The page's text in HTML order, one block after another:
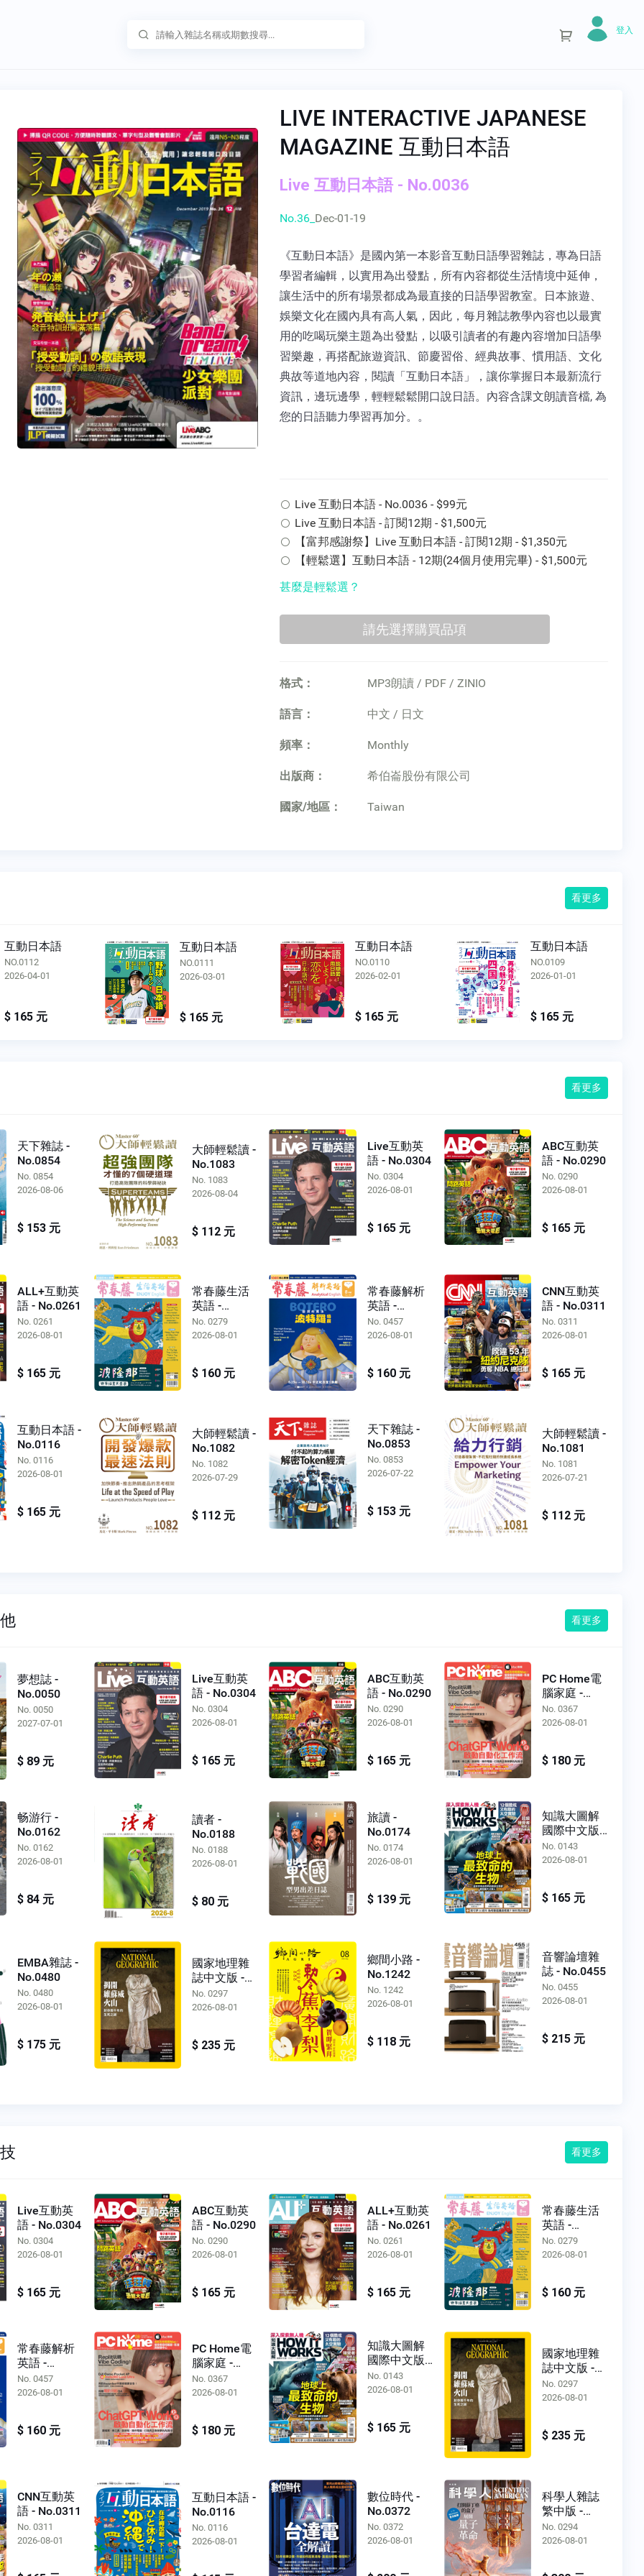
登入
LIVE INTERACTIVE JAPANESE
MAGAZINE 互動日本語
Live 互動日本語 - No.0036
No.36_ Dec-01-19
《互動日本語》是國內第一本影音互動日語學習雜誌，專為日語
學習者編輯，以實用為出發點，所有內容都從生活情境中延伸，
讓生活中的所有場景都成為最直接的日語學習教室。日本旅遊、
娛樂文化在國內具有高人氣，因此，每月雜誌教學內容也以最實
用的吃喝玩樂主題為出發點，以吸引讀者的有趣內容增加日語學
習樂趣，再搭配旅遊資訊、節慶習俗、經典故事、慣用語、文化
典故等道地內容，閱讀「互動日本語」，讓你掌握日本最新流行
資訊，邊玩邊學，輕輕鬆鬆開口說日語。內容含課文朗讀音檔, 為
您的日語聽力學習再加分。。
Live 互動日本語 - No.0036 - $99元
Live 互動日本語 - 訂閱12期 - $1,500元
【富邦感謝祭】Live 互動日本語 - 訂閱12期 - $1,350元
【輕鬆選】互動日本語 - 12期(24個月使用完畢) - $1,500元
甚麼是輕鬆選？
格式： MP3朗讀 / PDF / ZINIO
語言： 中文 / 日文
頻率： Monthly
出版商： 希伯崙股份有限公司
國家/地區： Taiwan
看更多
互動日本語
NO.0112
2026-04-01
$ 165 元
互動日本語
NO.0111
2026-03-01
$ 165 元
互動日本語
NO.0110
2026-02-01
$ 165 元
互動日本語
NO.0109
2026-01-01
$ 165 元
看更多
天下雜誌 -
No.0854
No. 0854
2026-08-06
$ 153 元
大師輕鬆讀 -
No.1083
No. 1083
2026-08-04
$ 112 元
Live互動英
語 - No.0304
No. 0304
2026-08-01
$ 165 元
ABC互動英
語 - No.0290
No. 0290
2026-08-01
$ 165 元
ALL+互動英
語 - No.0261
No. 0261
2026-08-01
$ 165 元
常春藤生活
英語 -
No.0279
No. 0279
2026-08-01
$ 160 元
常春藤解析
英語 -
No.0457
No. 0457
2026-08-01
$ 160 元
CNN互動英
語 - No.0311
No. 0311
2026-08-01
$ 165 元
互動日本語 -
No.0116
No. 0116
2026-08-01
$ 165 元
大師輕鬆讀 -
No.1082
No. 1082
2026-07-29
$ 112 元
天下雜誌 -
No.0853
No. 0853
2026-07-22
$ 153 元
大師輕鬆讀 -
No.1081
No. 1081
2026-07-21
$ 112 元
看更多
夢想誌 -
No.0050
No. 0050
2027-07-01
$ 89 元
Live互動英
語 - No.0304
No. 0304
2026-08-01
$ 165 元
ABC互動英
語 - No.0290
No. 0290
2026-08-01
$ 165 元
PC Home電
腦家庭 -
No.0367
No. 0367
2026-08-01
$ 180 元
畅游行 -
No.0162
No. 0162
2026-08-01
$ 84 元
讀者 -
No.0188
No. 0188
2026-08-01
$ 80 元
旅讀 -
No.0174
No. 0174
2026-08-01
$ 139 元
知識大圖解
國際中文版 -
No.0143
No. 0143
2026-08-01
$ 165 元
EMBA雜誌 -
No.0480
No. 0480
2026-08-01
$ 175 元
國家地理雜
誌中文版 -
No.0297
No. 0297
2026-08-01
$ 235 元
鄉間小路 -
No.1242
No. 1242
2026-08-01
$ 118 元
音響論壇雜
誌 - No.0455
No. 0455
2026-08-01
$ 215 元
看更多
Live互動英
語 - No.0304
No. 0304
2026-08-01
$ 165 元
ABC互動英
語 - No.0290
No. 0290
2026-08-01
$ 165 元
ALL+互動英
語 - No.0261
No. 0261
2026-08-01
$ 165 元
常春藤生活
英語 -
No.0279
No. 0279
2026-08-01
$ 160 元
常春藤解析
英語 -
No.0457
No. 0457
2026-08-01
$ 160 元
PC Home電
腦家庭 -
No.0367
No. 0367
2026-08-01
$ 180 元
知識大圖解
國際中文版 -
No.0143
No. 0143
2026-08-01
$ 165 元
國家地理雜
誌中文版 -
No.0297
No. 0297
2026-08-01
$ 235 元
CNN互動英
語 - No.0311
No. 0311
2026-08-01
互動日本語 -
No.0116
No. 0116
2026-08-01
數位時代 -
No.0372
No. 0372
2026-08-01
科學人雜誌
繁中版 -
No.0294
No. 0294
2026-08-01